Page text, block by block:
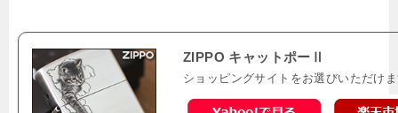
ZIPPO キャットポーⅡ
ショッピングサイトをお選びいただけ